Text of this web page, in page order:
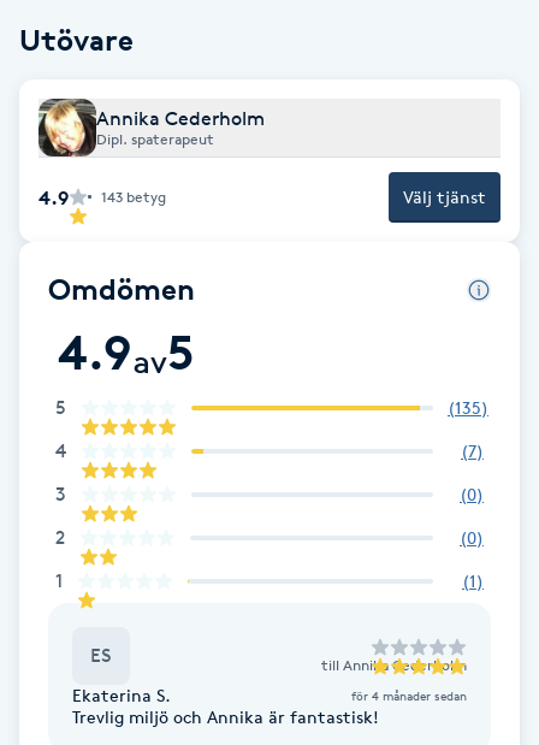
Color correction
Cryoterapi
D
Damklippning
Dermapen
Diamantslipning
Enzympeeling
Extensions
Utövare
Annika Cederholm
Dipl. spaterapeut
4.9 143 betyg Välj tjänst
Omdömen
4.9av5
5 (135)
4 (7)
3 (0)
2 (0)
1 (1)
ES till Annika Cederholm
Ekaterina S. för 4 månader sedan
Trevlig miljö och Annika är fantastisk!